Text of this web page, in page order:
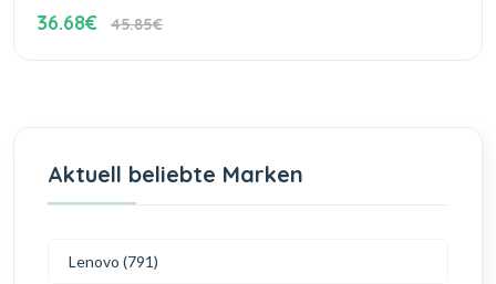
36.68€ 45.85€
Aktuell beliebte Marken
Lenovo (791)